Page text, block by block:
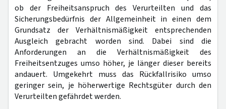
ob der Freiheitsanspruch des Verurteilten und das
Sicherungsbedürfnis der Allgemeinheit in einen dem
Grundsatz der Verhältnismäßigkeit entsprechenden
Ausgleich gebracht worden sind. Dabei sind die
Anforderungen an die Verhältnismäßigkeit des
Freiheitsentzuges umso höher, je länger dieser bereits
andauert. Umgekehrt muss das Rückfallrisiko umso
geringer sein, je höherwertige Rechtsgüter durch den
Verurteilten gefährdet werden.